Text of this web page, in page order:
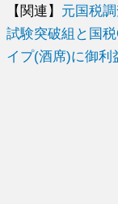
【関連】 元国税
試験突破組と国
イプ(酒席)に御利